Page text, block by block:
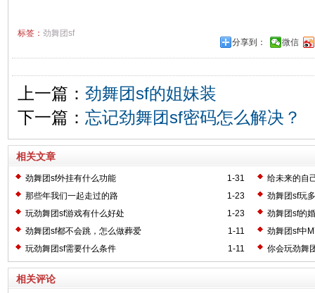
标签： 劲舞团sf
分享到：
微信
上一篇： 劲舞团sf的姐妹装
下一篇： 忘记劲舞团sf密码怎么解决？
相关文章
1-31
劲舞团sf外挂有什么功能
给未来的自
1-23
那些年我们一起走过的路
劲舞团sf玩
1-23
玩劲舞团sf游戏有什么好处
劲舞团sf的
1-11
劲舞团sf都不会跳，怎么做葬爱
劲舞团sf中
1-11
玩劲舞团sf需要什么条件 你会玩劲舞
相关评论